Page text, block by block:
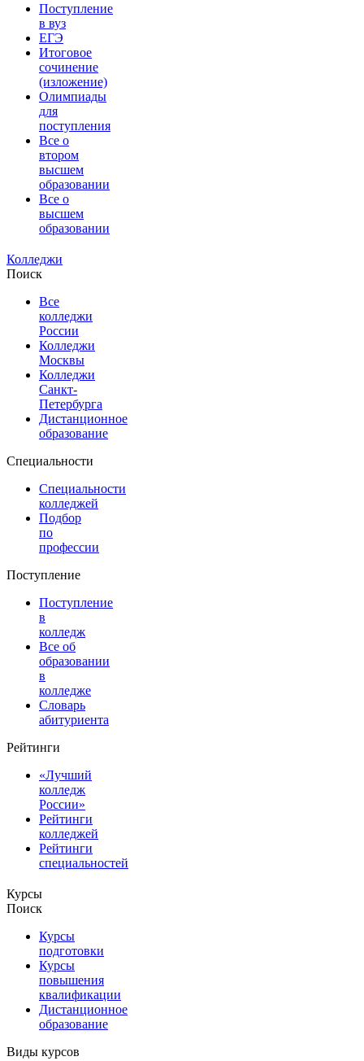
Поступление
в вуз
ЕГЭ
Итоговое
сочинение
(изложение)
Олимпиады
для
поступления
Все о
втором
высшем
образовании
Все о
высшем
образовании
Колледжи
Поиск
Все
колледжи
России
Колледжи
Москвы
Колледжи
Санкт-
Петербурга
Дистанционное
образование
Специальности
Специальности
колледжей
Подбор
по
профессии
Поступление
Поступление
в
колледж
Все об
образовании
в
колледже
Словарь
абитуриента
Рейтинги
«Лучший
колледж
России»
Рейтинги
колледжей
Рейтинги
специальностей
Курсы
Поиск
Курсы
подготовки
Курсы
повышения
квалификации
Дистанционное
образование
Виды курсов